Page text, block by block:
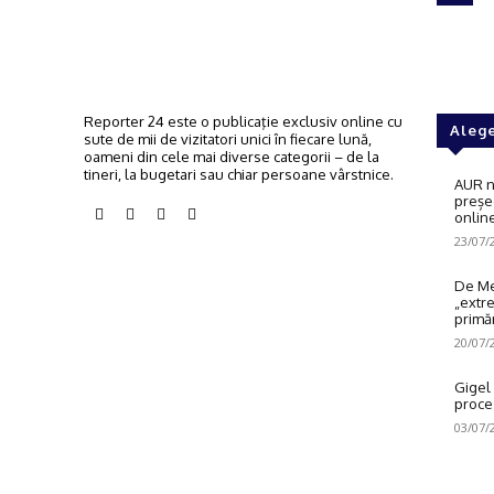
Reporter 24 este o publicaţie exclusiv online cu
sute de mii de vizitatori unici în fiecare lună,
oameni din cele mai diverse categorii – de la
tineri, la bugetari sau chiar persoane vârstnice.
AUR
23/07/
De
20/07/
Gigel
03/07/